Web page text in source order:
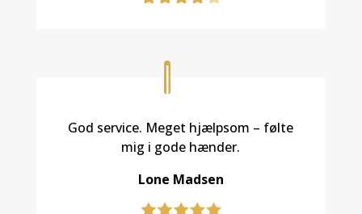
God service. Meget hjælpsom – følte
mig i gode hænder.
Lone Madsen